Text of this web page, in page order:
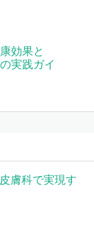
効果と
実践ガイ
膚科で実現す